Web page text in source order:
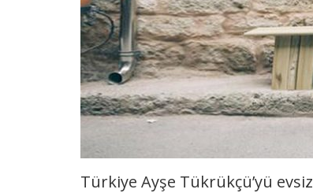
Türkiye Ayşe Tükrükçü’yü